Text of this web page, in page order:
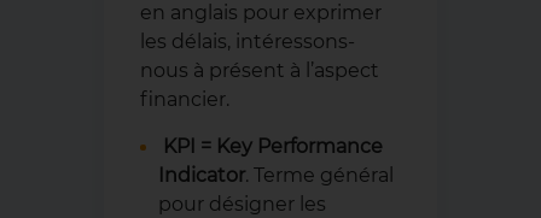
en anglais pour exprimer
les délais, intéressons-
nous à présent à l’aspect
financier.
KPI = Key Performance
Indicator. Terme général
pour désigner les